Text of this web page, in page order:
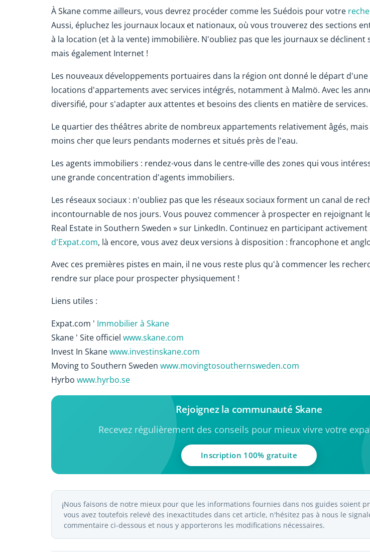
À Skane comme ailleurs, vous devrez procéder comme les Suédois pour votre
Aussi, épluchez les journaux locaux et nationaux, où vous trouverez des sections
à la location (et à la vente) immobilière. N'oubliez pas que les journaux se déclinent
mais également Internet !
Les nouveaux développements portuaires dans la région ont donné le départ
locations d'appartements avec services intégrés, notamment à Malmö. Avec les
diversifié, pour s'adapter aux attentes et besoins des clients en matière de services.
Le quartier des théâtres abrite de nombreux appartements relativement âgés,
moins cher que leurs pendants modernes et situés près de l'eau.
Les agents immobiliers : rendez-vous dans le centre-ville des zones qui vous
une grande concentration d'agents immobiliers.
Les réseaux sociaux : n'oubliez pas que les réseaux sociaux forment un canal de
incontournable de nos jours. Vous pouvez commencer à prospecter en rejoignant
Real Estate in Southern Sweden » sur LinkedIn. Continuez en participant activement
d'Expat.com, là encore, vous avez deux versions à disposition : francophone et
Avec ces premières pistes en main, il ne vous reste plus qu'à commencer les
rendre sur place pour prospecter physiquement !
Liens utiles :
Expat.com ' Immobilier à Skane
Skane ' Site officiel www.skane.com
Invest In Skanewww.investinskane.com
Moving to Southern Sweden www.movingtosouthernsweden.com
Hyrbo www.hyrbo.se
Rejoignez la communauté Skane
Recevez régulièrement des conseils pour mieux vivre votre
Inscription 100% gratuite
ℹ️Nous faisons de notre mieux pour que les informations fournies dans nos guides soient
vous avez toutefois relevé des inexactitudes dans cet article, n'hésitez pas à nous le
commentaire ci-dessous et nous y apporterons les modifications nécessaires.